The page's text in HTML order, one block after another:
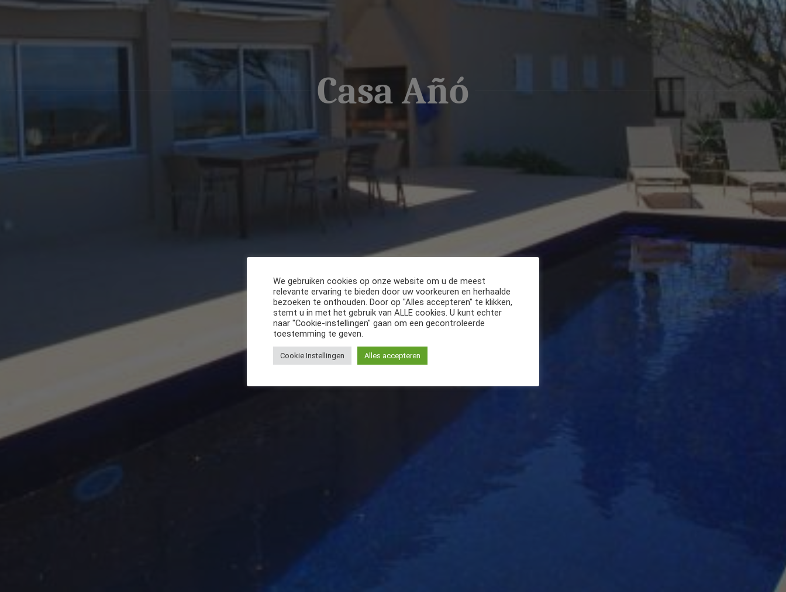
Casa Añó
We gebruiken cookies op onze website om u de meest
relevante ervaring te bieden door uw voorkeuren en herhaalde
bezoeken te onthouden. Door op "Alles accepteren" te klikken,
stemt u in met het gebruik van ALLE cookies. U kunt echter
naar "Cookie-instellingen" gaan om een gecontroleerde
toestemming te geven.
Cookie Instellingen Alles accepteren